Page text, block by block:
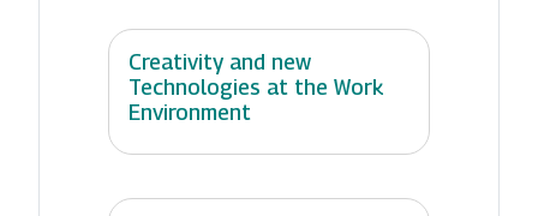
Creativity and new
Technologies at the Work
Environment